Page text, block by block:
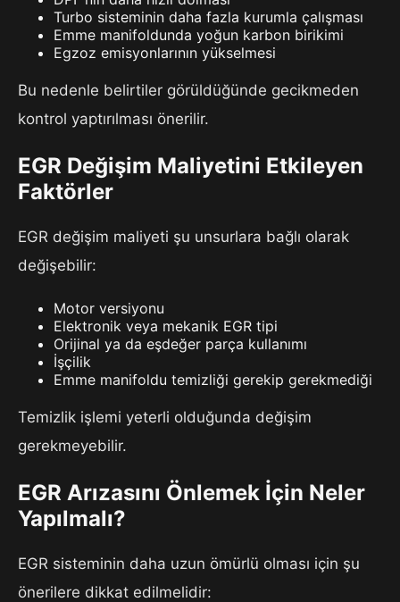
Turbo sisteminin daha fazla kurumla çalışması
Emme manifoldunda yoğun karbon birikimi
Egzoz emisyonlarının yükselmesi
Bu nedenle belirtiler görüldüğünde gecikmeden
kontrol yaptırılması önerilir.
EGR Değişim Maliyetini Etkileyen
Faktörler
EGR değişim maliyeti şu unsurlara bağlı olarak
değişebilir:
Motor versiyonu
Elektronik veya mekanik EGR tipi
Orijinal ya da eşdeğer parça kullanımı
İşçilik
Emme manifoldu temizliği gerekip gerekmediği
Temizlik işlemi yeterli olduğunda değişim
gerekmeyebilir.
EGR Arızasını Önlemek İçin Neler
Yapılmalı?
EGR sisteminin daha uzun ömürlü olması için şu
önerilere dikkat edilmelidir: